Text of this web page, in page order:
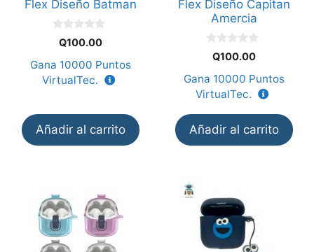
Flex Diseño Batman
5
Q100.00
Gana 10000 Puntos
VirtualTec.
Añadir al carrito
Flex Diseño Capitan
Amercia
5
Q100.00
Gana 10000 Puntos
VirtualTec.
Añadir al carrito
producto
tiene
múltiples